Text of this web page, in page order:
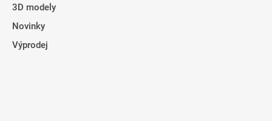
3D modely
Novinky
Výprodej